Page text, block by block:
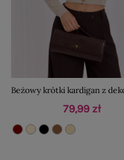
Beżowy krótki kardigan z
79,99 zł